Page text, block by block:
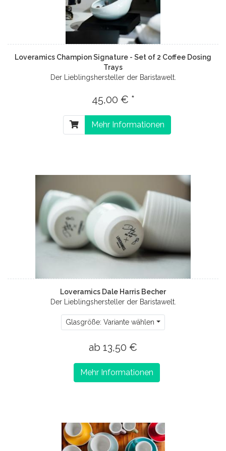
Loveramics Champion Signature - Set of 2 Coffee Dosing
Trays
Der Lieblingshersteller der Baristawelt.
45,00 € *
Mehr Informationen
Loveramics Dale Harris Becher
Der Lieblingshersteller der Baristawelt.
Glasgröße: Variante wählen
ab 13,50 €
Mehr Informationen